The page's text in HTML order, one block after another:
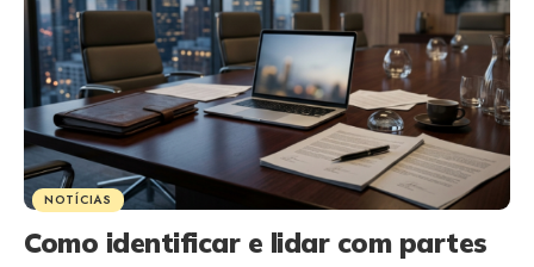
NOTÍCIAS
Como identificar e lidar com partes